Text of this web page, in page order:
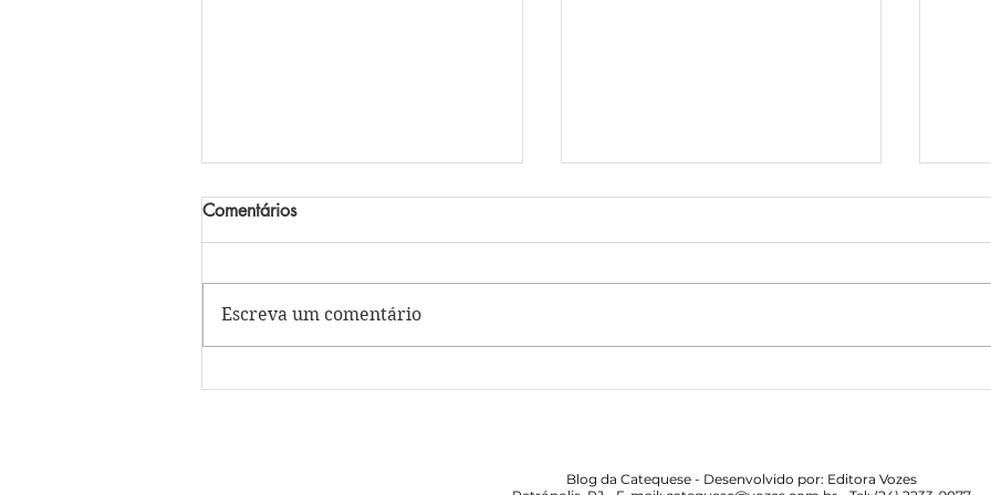
Comentários
Escreva um comentário
Blog da Catequese - Desenvolvido por: Editora Vozes